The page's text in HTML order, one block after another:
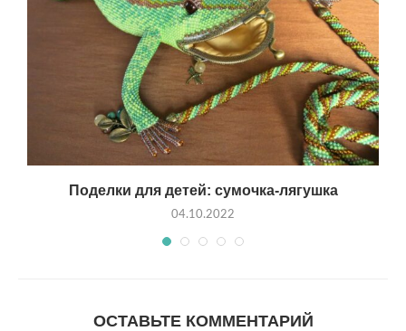
Поделки для детей: сумочка-лягушка
04.10.2022
ОСТАВЬТЕ КОММЕНТАРИЙ